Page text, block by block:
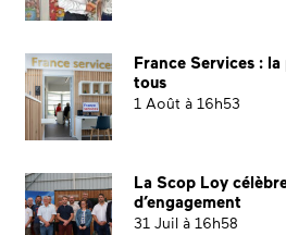
France Services :
tous
1 Août à 16h53
La Scop Loy
d’engagement
31 Juil à 16h58